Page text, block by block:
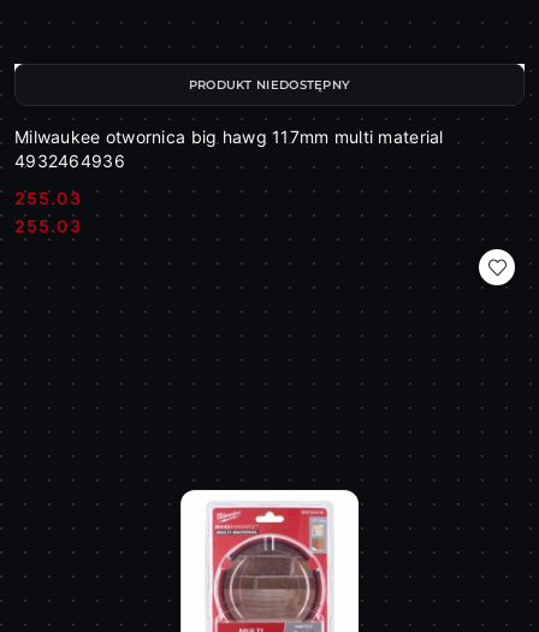
Milwaukee otwornica big hawg 117mm multi material
4932464936
Cena:
255.03
Cena:
255.03
PRODUKT NIEDOSTĘPNY